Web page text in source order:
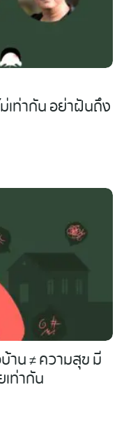
เท่ากัน อย่าฝันถึง
าน ≠ ความสุข มี
เท่ากัน